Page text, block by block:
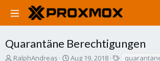
Quarantäne Berechtigungen
T
RalphAndreas
S
Aug 19, 2018